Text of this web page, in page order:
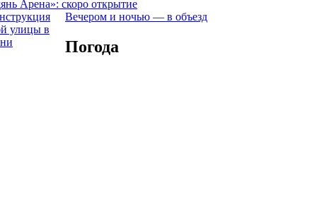
Арена»: скоро открытие
Вечером и ночью — в объезд
Погода